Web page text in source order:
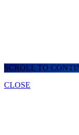
SCROLL TO
CLOSE